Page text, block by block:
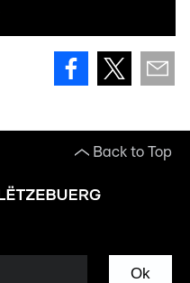
Back to Top
Ok